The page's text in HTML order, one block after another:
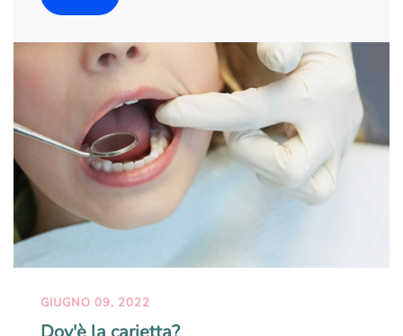
GIUGNO 09, 2022